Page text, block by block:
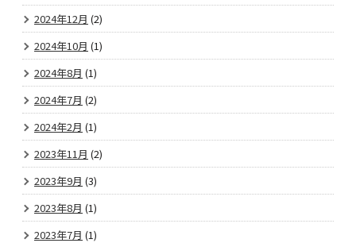
2024年12月 (2)
2024年10月 (1)
2024年8月 (1)
2024年7月 (2)
2024年2月 (1)
2023年11月 (2)
2023年9月 (3)
2023年8月 (1)
2023年7月 (1)